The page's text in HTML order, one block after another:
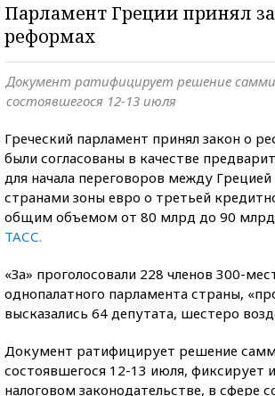
Парламент Греции принял
реформах
Документ ратифицирует решение
состоявшегося 12-13 июля
Греческий парламент принял закон о
были согласованы в качестве
для начала переговоров между
странами зоны евро о третьей
общим объемом от 80 млрд до 90 млрд
ТАСС.
«За» проголосовали 228 членов 300-
однопалатного парламента страны,
высказались 64 депутата, шестеро
Документ ратифицирует решение
состоявшегося 12-13 июля, фиксирует
налоговом законодательстве, в сфере